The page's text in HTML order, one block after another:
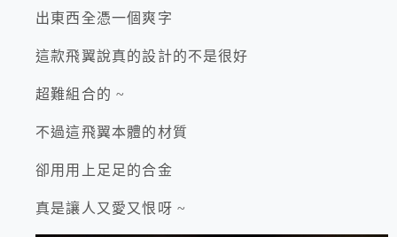
出東西全憑一個爽字
這款飛翼說真的設計的不是很好
超難組合的 ~
不過這飛翼本體的材質
卻用用上足足的合金
真是讓人又愛又恨呀 ~